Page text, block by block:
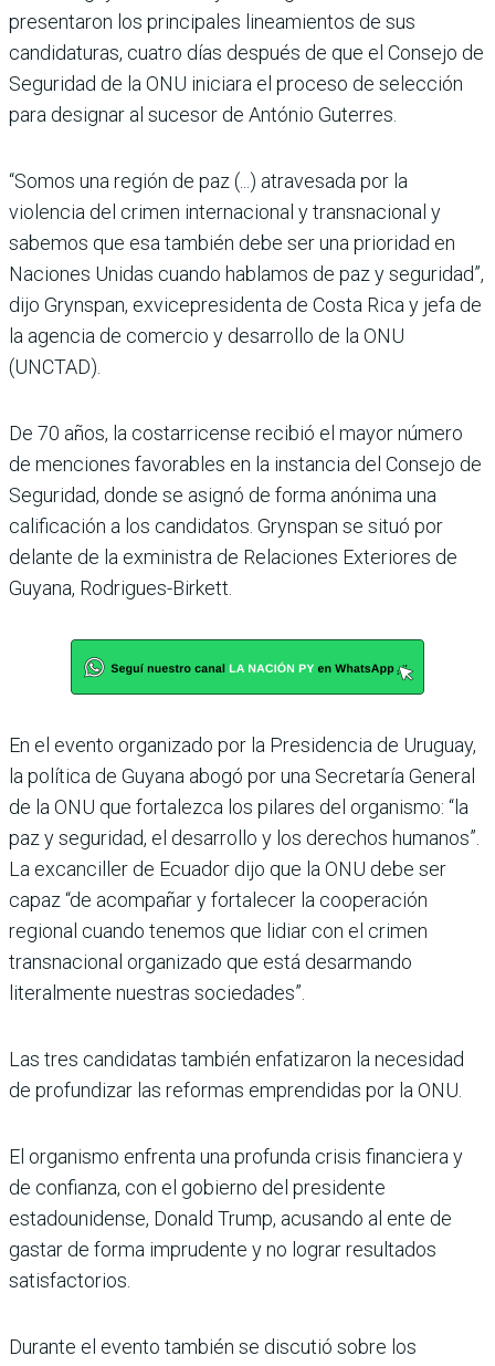
presentaron los principales lineamientos de sus
candidaturas, cuatro días después de que el Consejo de
Seguridad de la ONU iniciara el proceso de selección
para designar al sucesor de António Guterres.
“Somos una región de paz (...) atravesada por la
violencia del crimen internacional y transnacional y
sabemos que esa también debe ser una prioridad en
Naciones Unidas cuando hablamos de paz y seguridad”,
dijo Grynspan, exvicepresidenta de Costa Rica y jefa de
la agencia de comercio y desarrollo de la ONU
(UNCTAD).
De 70 años, la costarricense recibió el mayor número
de menciones favorables en la instancia del Consejo de
Seguridad, donde se asignó de forma anónima una
calificación a los candidatos. Grynspan se situó por
delante de la exministra de Relaciones Exteriores de
Guyana, Rodrigues-Birkett.
En el evento organizado por la Presidencia de Uruguay,
la política de Guyana abogó por una Secretaría General
de la ONU que fortalezca los pilares del organismo: “la
paz y seguridad, el desarrollo y los derechos humanos”.
La excanciller de Ecuador dijo que la ONU debe ser
capaz “de acompañar y fortalecer la cooperación
regional cuando tenemos que lidiar con el crimen
transnacional organizado que está desarmando
literalmente nuestras sociedades”.
Las tres candidatas también enfatizaron la necesidad
de profundizar las reformas emprendidas por la ONU.
El organismo enfrenta una profunda crisis financiera y
de confianza, con el gobierno del presidente
estadounidense, Donald Trump, acusando al ente de
gastar de forma imprudente y no lograr resultados
satisfactorios.
Durante el evento también se discutió sobre los